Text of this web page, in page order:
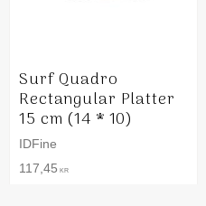
Surf Quadro
Rectangular Platter
15 cm (14 * 10)
IDFine
117,45 KR